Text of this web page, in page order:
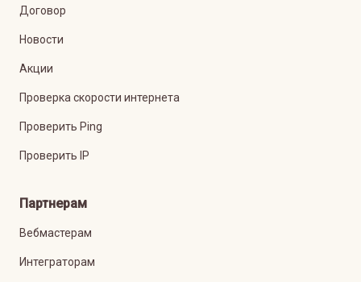
Договор
Новости
Акции
Проверка скорости интернета
Проверить Ping
Проверить IP
Партнерам
Вебмастерам
Интеграторам